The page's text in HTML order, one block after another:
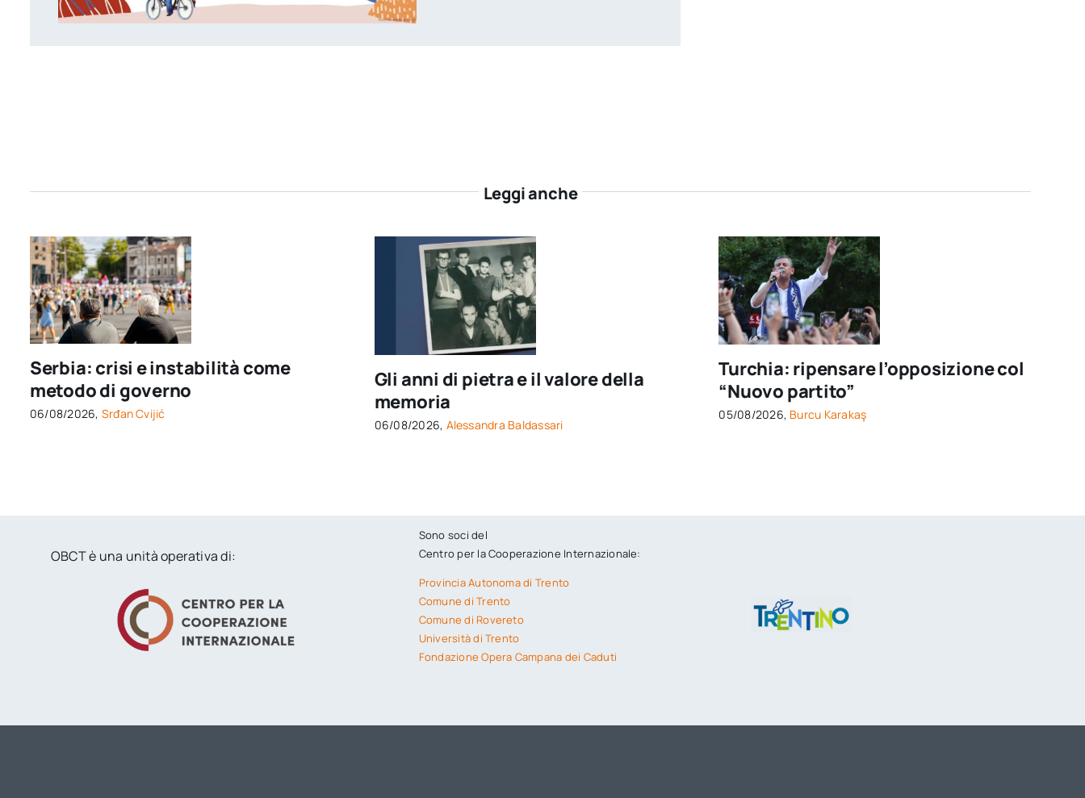
Leggi anche
Serbia: crisi e instabilità come
metodo di governo
06/08/2026, Srđan Cvijić
Gli anni di pietra e il valore della
memoria
06/08/2026, Alessandra Baldassari
Turchia: ripensare l’opposizione col
“Nuovo partito”
05/08/2026, Burcu Karakaş
OBCT è una unità operativa di:
Sono soci del
Centro per la Cooperazione Internazionale:
Provincia Autonoma di Trento
Comune di Trento
Comune di Rovereto
Università di Trento
Fondazione Opera Campana dei Caduti